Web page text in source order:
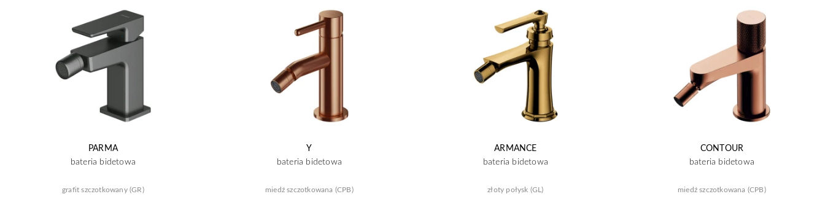
PARMA
bateria bidetowa
grafit szczotkowany (GR)
Y
bateria bidetowa
miedź szczotkowana (CPB)
ARMANCE
bateria bidetowa
złoty połysk (GL)
CONTOUR
bateria bidetowa
miedź szczotkowana (CPB)